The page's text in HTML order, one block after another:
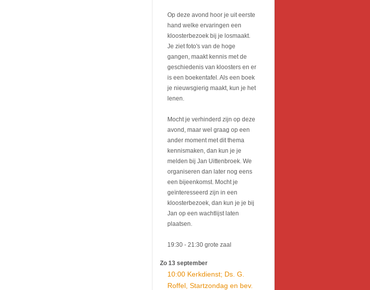
Op deze avond hoor je uit eerste
hand welke ervaringen een
kloosterbezoek bij je losmaakt.
Je ziet foto's van de hoge
gangen, maakt kennis met de
geschiedenis van kloosters en er
is een boekentafel. Als een boek
je nieuwsgierig maakt, kun je het
lenen.
Mocht je verhinderd zijn op deze
avond, maar wel graag op een
ander moment met dit thema
kennismaken, dan kun je je
melden bij Jan Uittenbroek. We
organiseren dan later nog eens
een bijeenkomst. Mocht je
geïnteresseerd zijn in een
kloosterbezoek, dan kun je je bij
Jan op een wachtlijst laten
plaatsen.
19:30 - 21:30grote zaal
Zo 13 september
10:00 Kerkdienst; Ds. G.
Roffel, Startzondag en bev.